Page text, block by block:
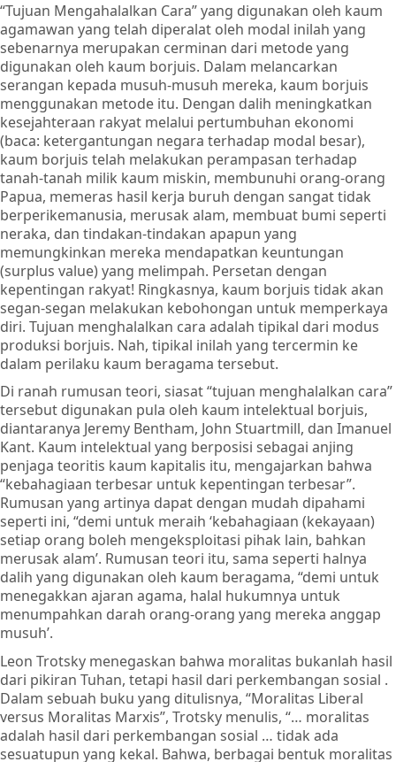
“Tujuan Mengahalalkan Cara” yang digunakan oleh kaum
agamawan yang telah diperalat oleh modal inilah yang
sebenarnya merupakan cerminan dari metode yang
digunakan oleh kaum borjuis. Dalam melancarkan
serangan kepada musuh-musuh mereka, kaum borjuis
menggunakan metode itu. Dengan dalih meningkatkan
kesejahteraan rakyat melalui pertumbuhan ekonomi
(baca: ketergantungan negara terhadap modal besar),
kaum borjuis telah melakukan perampasan terhadap
tanah-tanah milik kaum miskin, membunuhi orang-orang
Papua, memeras hasil kerja buruh dengan sangat tidak
berperikemanusia, merusak alam, membuat bumi seperti
neraka, dan tindakan-tindakan apapun yang
memungkinkan mereka mendapatkan keuntungan
(surplus value) yang melimpah. Persetan dengan
kepentingan rakyat! Ringkasnya, kaum borjuis tidak akan
segan-segan melakukan kebohongan untuk memperkaya
diri. Tujuan menghalalkan cara adalah tipikal dari modus
produksi borjuis. Nah, tipikal inilah yang tercermin ke
dalam perilaku kaum beragama tersebut.
Di ranah rumusan teori, siasat “tujuan menghalalkan cara”
tersebut digunakan pula oleh kaum intelektual borjuis,
diantaranya Jeremy Bentham, John Stuartmill, dan Imanuel
Kant. Kaum intelektual yang berposisi sebagai anjing
penjaga teoritis kaum kapitalis itu, mengajarkan bahwa
“kebahagiaan terbesar untuk kepentingan terbesar”.
Rumusan yang artinya dapat dengan mudah dipahami
seperti ini, “demi untuk meraih ‘kebahagiaan (kekayaan)
setiap orang boleh mengeksploitasi pihak lain, bahkan
merusak alam’. Rumusan teori itu, sama seperti halnya
dalih yang digunakan oleh kaum beragama, “demi untuk
menegakkan ajaran agama, halal hukumnya untuk
menumpahkan darah orang-orang yang mereka anggap
musuh’.
Leon Trotsky menegaskan bahwa moralitas bukanlah hasil
dari pikiran Tuhan, tetapi hasil dari perkembangan sosial .
Dalam sebuah buku yang ditulisnya, “Moralitas Liberal
versus Moralitas Marxis”, Trotsky menulis, “… moralitas
adalah hasil dari perkembangan sosial … tidak ada
sesuatupun yang kekal. Bahwa, berbagai bentuk moralitas